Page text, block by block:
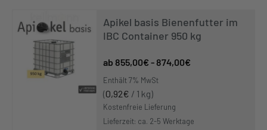
Apikel basis Bienenfutter im
IBC Container 950 kg
855,00€ -874,00€
Enthält 7% MwSt
(0,92€ / 1 kg)
Kostenfreie Lieferung
Lieferzeit: ca. 2-5 Werktage